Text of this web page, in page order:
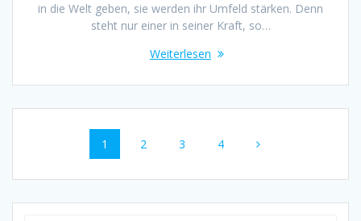
in die Welt geben, sie werden ihr Umfeld stärken. Denn
steht nur einer in seiner Kraft, so…
Weiterlesen
Beitrags-
Navigation
Seite
1 Seite
2 Seite
3 Seite
4